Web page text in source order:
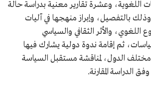
اللغوية، وعشرة تقارير معنية بدراسة حالة
بالتفصيل، وإبراز منهجها في آليات
اللغوي، والأثر الثقافي والسياسي
ثم إقامة ندوة دولية يشارك فيها
الدول، لمناقشة مستقبل السياسة
الدراسة المقارنة.